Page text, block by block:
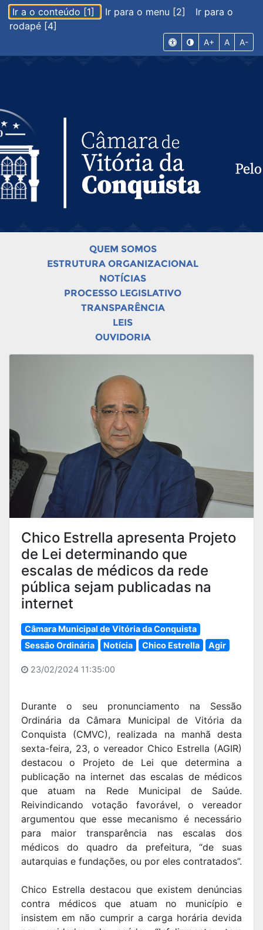
Ir a o conteúdo [1] Ir para o menu [2]
Ir para o
rodapé [4]
A+ A A-
QUEM SOMOS
ESTRUTURA ORGANIZACIONAL
NOTÍCIAS
PROCESSO LEGISLATIVO
TRANSPARÊNCIA
LEIS
OUVIDORIA
Chico Estrella apresenta Projeto
de Lei determinando que
escalas de médicos da rede
pública sejam publicadas na
internet
Câmara Municipal de Vitória da Conquista
Sessão Ordinária
Notícia Chico Estrella Agir
23/02/2024 11:35:00
Durante o seu pronunciamento na Sessão
Ordinária da Câmara Municipal de Vitória da
Conquista (CMVC), realizada na manhã desta
sexta-feira, 23, o vereador Chico Estrella (AGIR)
destacou o Projeto de Lei que determina a
publicação na internet das escalas de médicos
que atuam na Rede Municipal de Saúde.
Reivindicando votação favorável, o vereador
argumentou que esse mecanismo é necessário
para maior transparência nas escalas dos
médicos do quadro da prefeitura, “de suas
autarquias e fundações, ou por eles contratados”.
Chico Estrella destacou que existem denúncias
contra médicos que atuam no município e
insistem em não cumprir a carga horária devida